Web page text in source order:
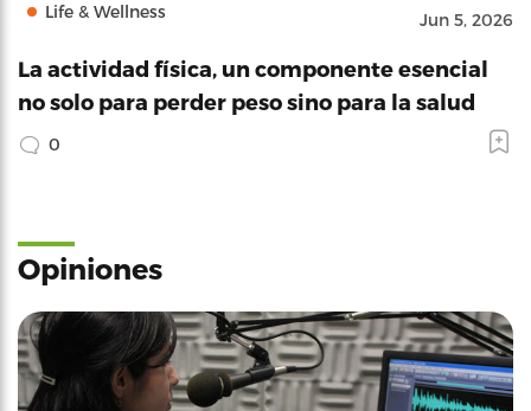
Life & Wellness Jun 5, 2026
La actividad física, un componente esencial
no solo para perder peso sino para la salud
0
Opiniones